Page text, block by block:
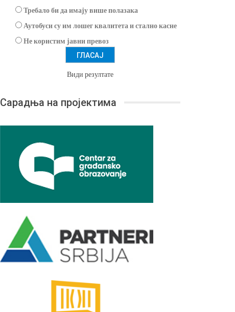
Требало би да имају више полазака
Аутобуси су им лошег квалитета и стално касне
Не користим јавни превоз
Види резултате
Сарадња на пројектима